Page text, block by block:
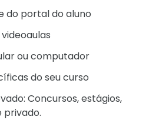
do portal do aluno
ou computador
do seu curso
Concursos, estágios,
privado.